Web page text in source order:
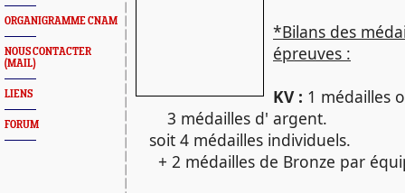
ORGANIGRAMME CNAM
NOUS CONTACTER
(MAIL)
LIENS
FORUM
*Bilans des
épreuves :
KV : 1 médailles
3 médailles d' argent.
soit 4 médailles individuels.
+ 2 médailles de Bronze par